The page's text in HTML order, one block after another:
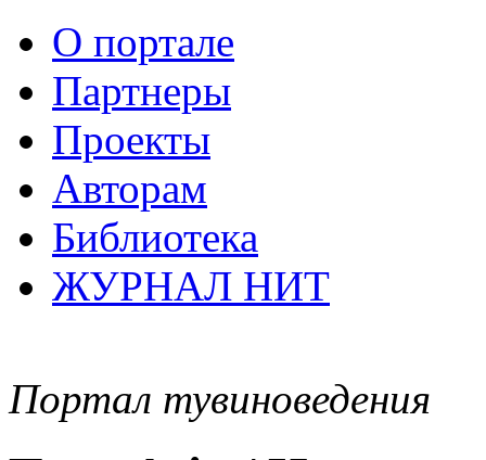
О портале
Партнеры
Проекты
Авторам
Библиотека
ЖУРНАЛ НИТ
Портал тувиноведения